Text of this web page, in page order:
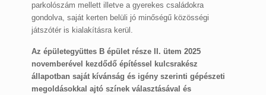
parkolószám mellett illetve a gyerekes családokra
gondolva, saját kerten belüli jó minőségű közösségi
játszótér is kialakításra kerül.
Az épületegyüttes B épület része II. ütem 2025
novemberével kezdődő építéssel kulcsrakész
állapotban saját kívánság és igény szerinti gépészeti
megoldásokkal ajtó színek választásával és